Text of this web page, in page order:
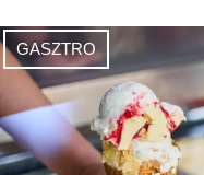
GASZTRO